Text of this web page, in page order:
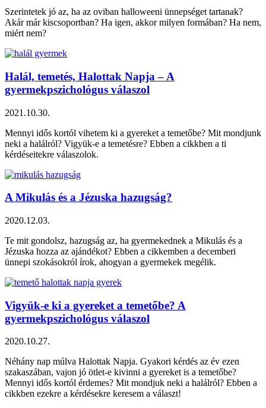
Szerintetek jó az, ha az oviban halloweeni ünnepséget tartanak?
Akár már kiscsoportban? Ha igen, akkor milyen formában? Ha nem,
miért nem?
Halál, temetés, Halottak Napja – A
gyermekpszichológus válaszol
2021.10.30.
Mennyi idős kortól vihetem ki a gyereket a temetőbe? Mit mondjunk
neki a halálról? Vigyük-e a temetésre? Ebben a cikkben a ti
kérdéseitekre válaszolok.
A Mikulás és a Jézuska hazugság?
2020.12.03.
Te mit gondolsz, hazugság az, ha gyermekednek a Mikulás és a
Jézuska hozza az ajándékot? Ebben a cikkemben a decemberi
ünnepi szokásokról írok, ahogyan a gyermekek megélik.
Vigyük-e ki a gyereket a temetőbe? A
gyermekpszichológus válaszol
2020.10.27.
Néhány nap múlva Halottak Napja. Gyakori kérdés az év ezen
szakaszában, vajon jó ötlet-e kivinni a gyereket is a temetőbe?
Mennyi idős kortól érdemes? Mit mondjuk neki a halálról? Ebben a
cikkben ezekre a kérdésekre keresem a választ!